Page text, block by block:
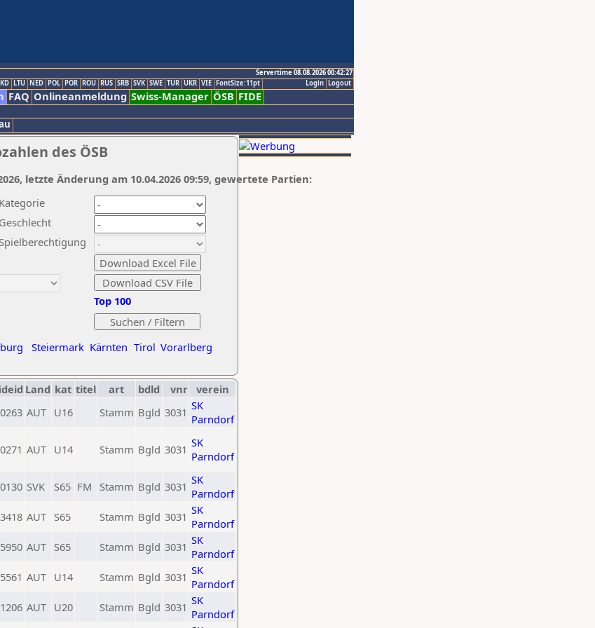
Servertime 08.08.2026 00:42:27
Logout
Login
LTU NED POL POR ROU RUS SRB SVK SWE TUR UKR VIE FontSize:11pt
FAQ Onlineanmeldung Swiss-Manager ÖSB FIDE
des ÖSB
Kategorie
Geschlecht
Spielberechtigung
Steiermark Kärnten Tirol Vorarlberg
Top 100
letzte Änderung am 10.04.2026 09:59, gewertete Partien:
Land kat titel art bdld vnr verein
AUT U16 Stamm Bgld 3031 SK
Parndorf
AUT U14 Stamm Bgld 3031 SK
Parndorf
SVK S65 FM Stamm Bgld 3031 SK
Parndorf
AUT S65 Stamm Bgld 3031 SK
Parndorf
AUT S65 Stamm Bgld 3031 SK
Parndorf
AUT U14 Stamm Bgld 3031 SK
Parndorf
AUT U20 Stamm Bgld 3031 SK
Parndorf